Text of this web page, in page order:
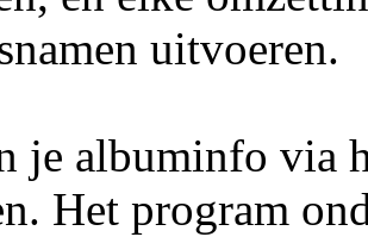
uitvoeren.
je albuminfo via
Het program